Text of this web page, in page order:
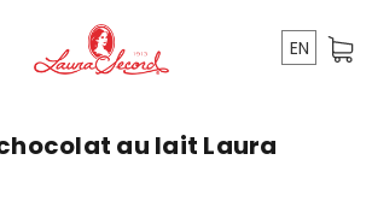
EN
au lait Laura